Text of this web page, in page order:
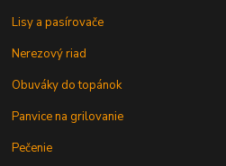
Lisy a pasírovače
Nerezový riad
Obuváky do topánok
Panvice na grilovanie
Pečenie